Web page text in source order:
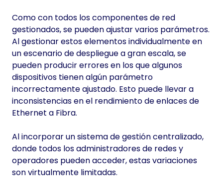
Como con todos los componentes de red
gestionados, se pueden ajustar varios parámetros.
Al gestionar estos elementos individualmente en
un escenario de despliegue a gran escala, se
pueden producir errores en los que algunos
dispositivos tienen algún parámetro
incorrectamente ajustado. Esto puede llevar a
inconsistencias en el rendimiento de enlaces de
Ethernet a Fibra.
Al incorporar un sistema de gestión centralizado,
donde todos los administradores de redes y
operadores pueden acceder, estas variaciones
son virtualmente limitadas.